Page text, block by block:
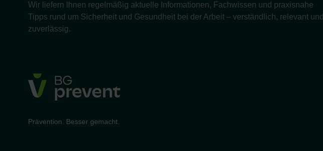
Wir liefern Ihnen regelmäßig aktuelle Informationen, Fachwissen und praxisnahe
Tipps rund um Sicherheit und Gesundheit bei der Arbeit – verständlich, relevant und
zuverlässig.
Prävention. Besser gemacht.